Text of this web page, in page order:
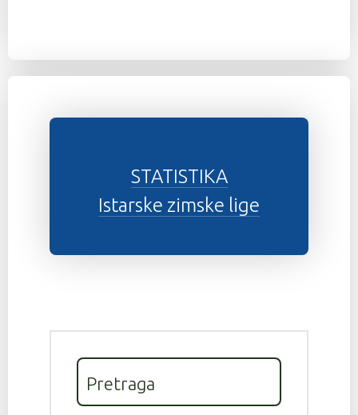
STATISTIKA
Istarske zimske lige
Pretraga